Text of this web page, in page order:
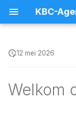
o
k
Beeld en media
Nieuws
Afspraken
Forms
12 mei 2026
Welkom